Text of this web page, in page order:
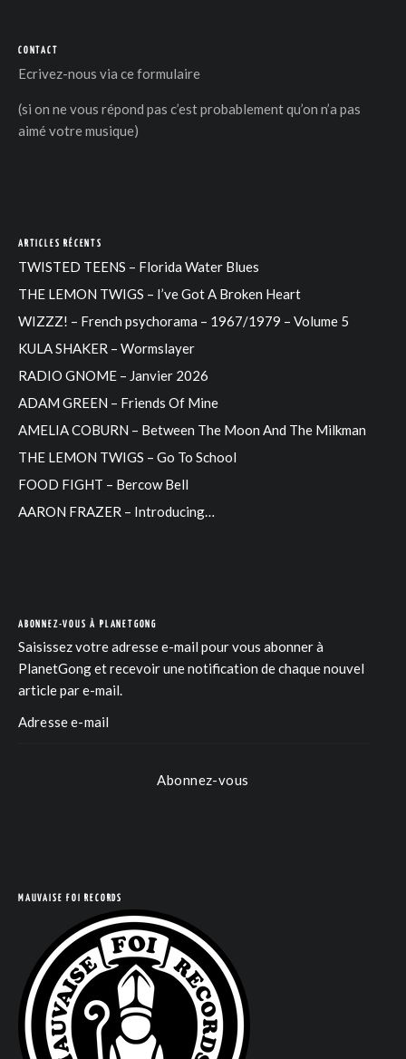
CONTACT
Ecrivez-nous via ce formulaire
(si on ne vous répond pas c’est probablement qu’on n’a pas
aimé votre musique)
ARTICLES RÉCENTS
TWISTED TEENS – Florida Water Blues
THE LEMON TWIGS – I’ve Got A Broken Heart
WIZZZ! – French psychorama – 1967/1979 – Volume 5
KULA SHAKER – Wormslayer
RADIO GNOME – Janvier 2026
ADAM GREEN – Friends Of Mine
AMELIA COBURN – Between The Moon And The Milkman
THE LEMON TWIGS – Go To School
FOOD FIGHT – Bercow Bell
AARON FRAZER – Introducing…
ABONNEZ-VOUS À PLANETGONG
Saisissez votre adresse e-mail pour vous abonner à
PlanetGong et recevoir une notification de chaque nouvel
article par e-mail.
Abonnez-vous
MAUVAISE FOI RECORDS